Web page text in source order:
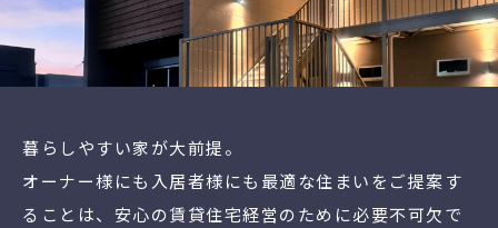
暮らしやすい家が大前提。
オーナー様にも入居者様にも最適な住まいをご提案す
ることは、安心の賃貸住宅経営のために必要不可欠で